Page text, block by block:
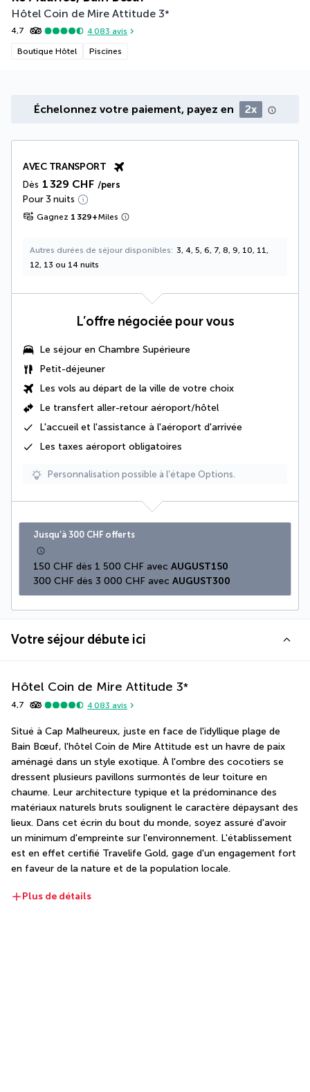
Hôtel Coin de Mire Attitude 3*
4,7 4 083 avis
Boutique Hôtel Piscines
Échelonnez votre paiement, payez en 2x
AVEC TRANSPORT
Dès 1 329 CHF /pers
Pour 3 nuits
Gagnez 1 329+Miles
Autres durées de séjour disponibles
3, 4, 5, 6, 7, 8, 9, 10, 11,
12, 13 ou 14 nuits
L’offre négociée pour vous
Le séjour en Chambre Supérieure
Petit-déjeuner
Les vols au départ de la ville de votre choix
Le transfert aller-retour aéroport/hôtel
L'accueil et l'assistance à l'aéroport d'arrivée
Les taxes aéroport obligatoires
Personnalisation possible à l’étape Options.
Jusqu’à 300 CHF offerts
150 CHF dès 1 500 CHF avec AUGUST150
300 CHF dès 3 000 CHF avec AUGUST300
Votre séjour débute ici
Hôtel Coin de Mire Attitude 3*
4,7 4 083 avis
Situé à Cap Malheureux, juste en face de l'idyllique plage de
Bain Bœuf, l'hôtel Coin de Mire Attitude est un havre de paix
aménagé dans un style exotique. À l'ombre des cocotiers se
dressent plusieurs pavillons surmontés de leur toiture en
chaume. Leur architecture typique et la prédominance des
matériaux naturels bruts soulignent le caractère dépaysant des
lieux. Dans cet écrin du bout du monde, soyez assuré d'avoir
un minimum d'empreinte sur l'environnement. L'établissement
est en effet certifié Travelife Gold, gage d'un engagement fort
en faveur de la nature et de la population locale.
Plus de détails